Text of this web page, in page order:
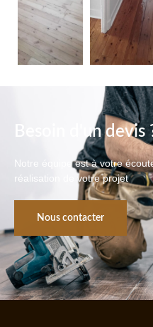
Besoin d'un devis
Notre équipe est à votre
réalisation de votre projet
Nous contacter